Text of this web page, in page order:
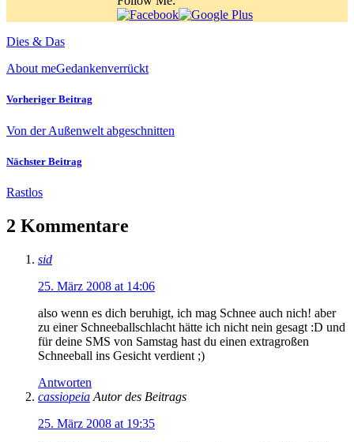
Dies & Das
About meGedankenverrückt
Vorheriger Beitrag
Von der Außenwelt abgeschnitten
Nächster Beitrag
Rastlos
2 Kommentare
sid
25. März 2008 at 14:06
also wenn es dich beruhigt, ich mag Schnee auch nich! aber
zu einer Schneeballschlacht hätte ich nicht nein gesagt :D und
für deine SMS von Samstag hast du einen extragroßen
Schneeball ins Gesicht verdient ;)
Antworten
cassiopeia Autor des Beitrags
25. März 2008 at 19:35